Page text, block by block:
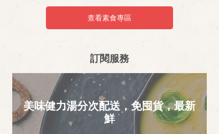
查看素食專區
訂閱服務
美味健力湯分次配送，免囤貨，最新
鮮